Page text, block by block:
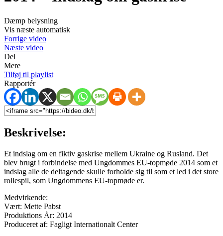
Dæmp belysning
Vis næste automatisk
Forrige video
Næste video
Del
Mere
Tilføj til playlist
Rapportér
Beskrivelse:
Et indslag om en fiktiv gaskrise mellem Ukraine og Rusland. Det
blev brugt i forbindelse med Ungdommes EU-topmøde 2014 som et
indslag alle de deltagende skulle forholde sig til som et led i det store
rollespil, som Ungdommens EU-topmøde er.
Medvirkende:
Vært: Mette Pabst
Produktions År: 2014
Produceret af: Fagligt Internationalt Center